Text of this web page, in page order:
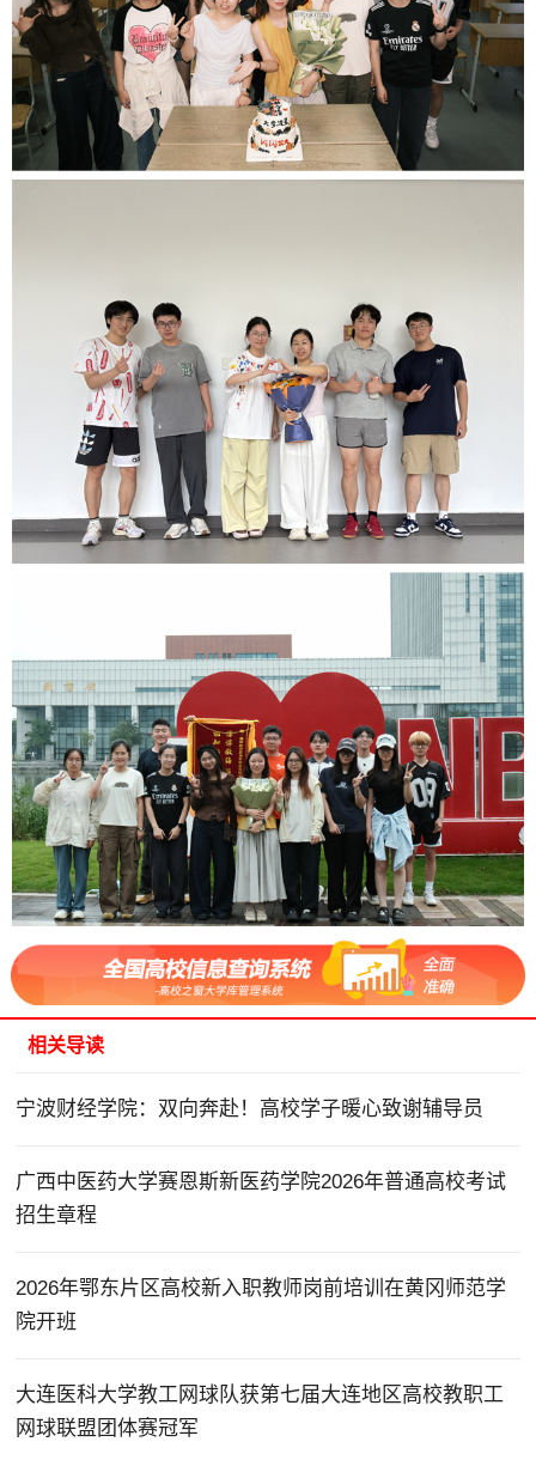
相关导读
宁波财经学院：双向奔赴！高校学子暖心致谢辅导员
广西中医药大学赛恩斯新医药学院2026年普通高校考试
招生章程
2026年鄂东片区高校新入职教师岗前培训在黄冈师范学
院开班
大连医科大学教工网球队获第七届大连地区高校教职工
网球联盟团体赛冠军